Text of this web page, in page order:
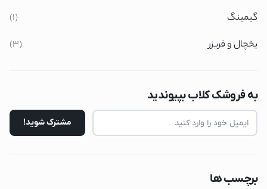
گیمینگ
(1)
یخچال و فریزر
(3)
به فروشک کلاب بپیوندید
برچسب ها